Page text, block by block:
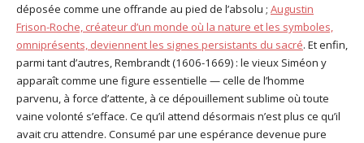
déposée comme une offrande au pied de l’absolu ; Augustin
Frison-Roche, créateur d’un monde où la nature et les symboles,
omniprésents, deviennent les signes persistants du sacré. Et enfin,
parmi tant d’autres, Rembrandt (1606-1669) : le vieux Siméon y
apparaît comme une figure essentielle — celle de l’homme
parvenu, à force d’attente, à ce dépouillement sublime où toute
vaine volonté s’efface. Ce qu’il attend désormais n’est plus ce qu’il
avait cru attendre. Consumé par une espérance devenue pure